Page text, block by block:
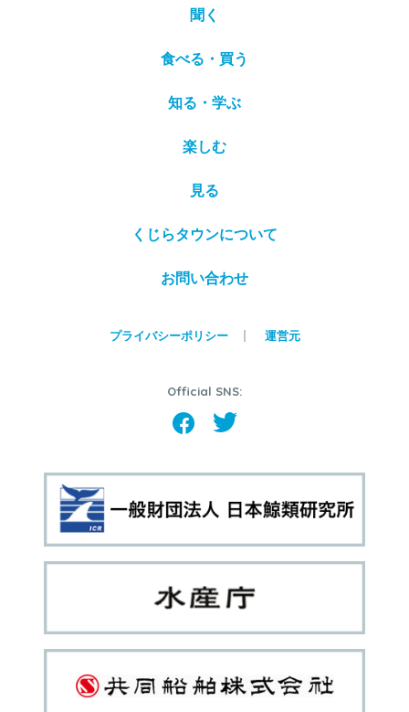
聞く
食べる・買う
知る・学ぶ
楽しむ
見る
くじらタウンについて
お問い合わせ
プライバシーポリシー 運営元
Official SNS: